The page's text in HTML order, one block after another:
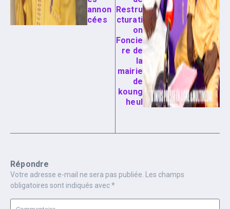
annon
cées
Restru
cturati
on
Foncie
re de
la
mairie
de
koung
heul
Répondre
Votre adresse e-mail ne sera pas publiée. Les champs
obligatoires sont indiqués avec*